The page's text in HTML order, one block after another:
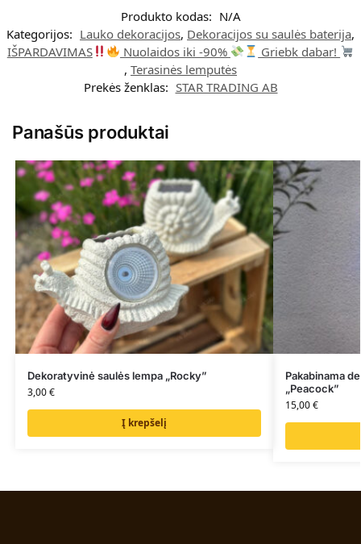
Produkto kodas: N/A
Kategorijos: Lauko dekoracijos, Dekoracijos su saulės baterija,
IŠPARDAVIMAS
Nuolaidos iki -90%
Griebk dabar!
, Terasinės lemputės
Prekės ženklas: STAR TRADING AB
Panašūs produktai
Dekoratyvinė saulės lempa „Rocky”
3,00€
Į krepšelį
Pakabinama
„Peacock”
15,00€